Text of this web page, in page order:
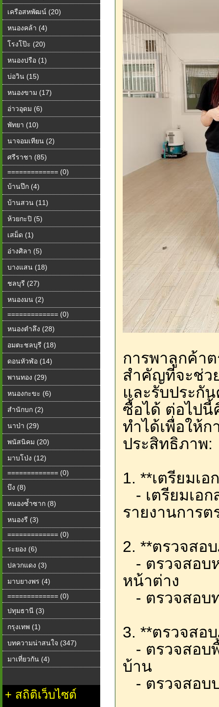
เครือสหพัฒน์ (20)
หนองคล้า (4)
โรงโป๊ะ (20)
หนองปรือ (1)
บ่อวิน (15)
หนองขาม (17)
อ่าวอุดม (6)
พัทยา (10)
นาจอมเทียน (2)
ศรีราชา (85)
============= (0)
บ้านปึก (4)
บ้านสวน (11)
ห้วยกะปิ (5)
เสม็ด (1)
อ่างศิลา (5)
บางแสน (18)
ชลบุรี (27)
หนองมน (2)
============= (0)
หนองตำลึง (28)
อมตะชลบุรี (18)
ดอนหัวฬ่อ (14)
พานทอง (29)
หนองกะขะ (6)
สำนักบก (2)
นาป่า (29)
พนัสนิคม (20)
มาบโป่ง (12)
============= (0)
บึง (8)
หนองซ้ำซาก (8)
หนองรี (3)
============= (0)
ระยอง (6)
ปลวกแดง (3)
มาบยางพร (4)
============= (0)
ปทุมธานี (3)
กรุงเทพ (1)
บทความน่าสนใจ (347)
มาเที่ยวกัน (4)
+ สถิติเว็บไซต์
การพาลูกค้า
สำคัญที่จะช่ว
และรับประกั
ซื้อได้ ต่อไป
ทำได้เพื่อให้
ประสิทธิภาพ:
1. **เตรียมเ
- เตรียมเอ
รายงานการ
2. **ตรวจสอ
- ตรวจสอบ
หน้าต่าง
- ตรวจสอบ
3. **ตรวจสอ
- ตรวจสอบ
บ้าน
- ตรวจสอบ